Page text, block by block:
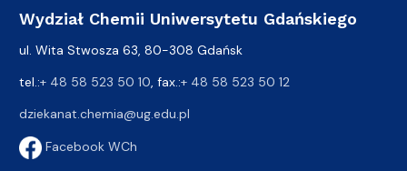
Wydział Chemii Uniwersytetu Gdańskiego
ul. Wita Stwosza 63, 80-308 Gdańsk
tel.:+ 48 58 523 50 10 , fax.:+ 48 58 523 50 12
dziekanat.chemia@ug.edu.pl
Facebook WCh